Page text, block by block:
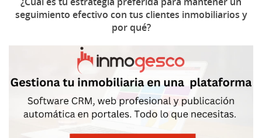
seguimiento efectivo con tus clientes inmobiliarios y
por qué?